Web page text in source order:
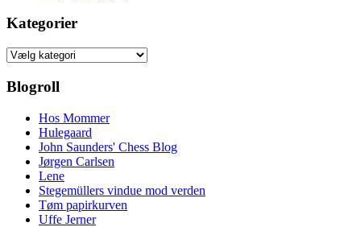
Kategorier
Kategorier
Blogroll
Hos Mommer
Hulegaard
John Saunders' Chess Blog
Jørgen Carlsen
Lene
Stegemüllers vindue mod verden
Tøm papirkurven
Uffe Jerner